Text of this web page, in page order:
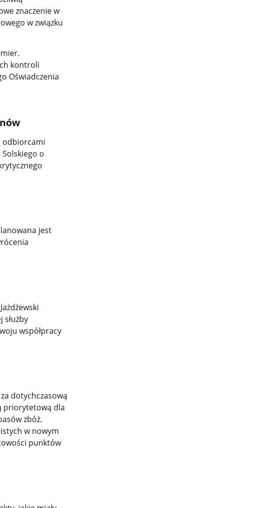
znaczenie w
w związku
kontroli
Oświadczenia
odbiorcami
Solskiego o
jest
służby
współpracy
dotychczasową
priorytetową dla
zbóż.
w nowym
punktów